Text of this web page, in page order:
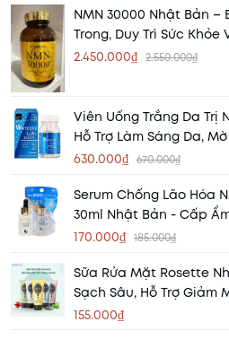
NMN 30000 Nhật Bản –
Trong, Duy Trì Sức Khỏe
2.450.000₫ 2.550.000₫
Viên Uống Trắng Da Trị
Hỗ Trợ Làm Sáng Da,
630.000₫ 670.000₫
Serum Chống Lão Hóa
30ml Nhật Bản - Cấp
170.000₫ 185.000₫
Sữa Rửa Mặt Rosette
Sạch Sâu, Hỗ Trợ Giảm
155.000₫